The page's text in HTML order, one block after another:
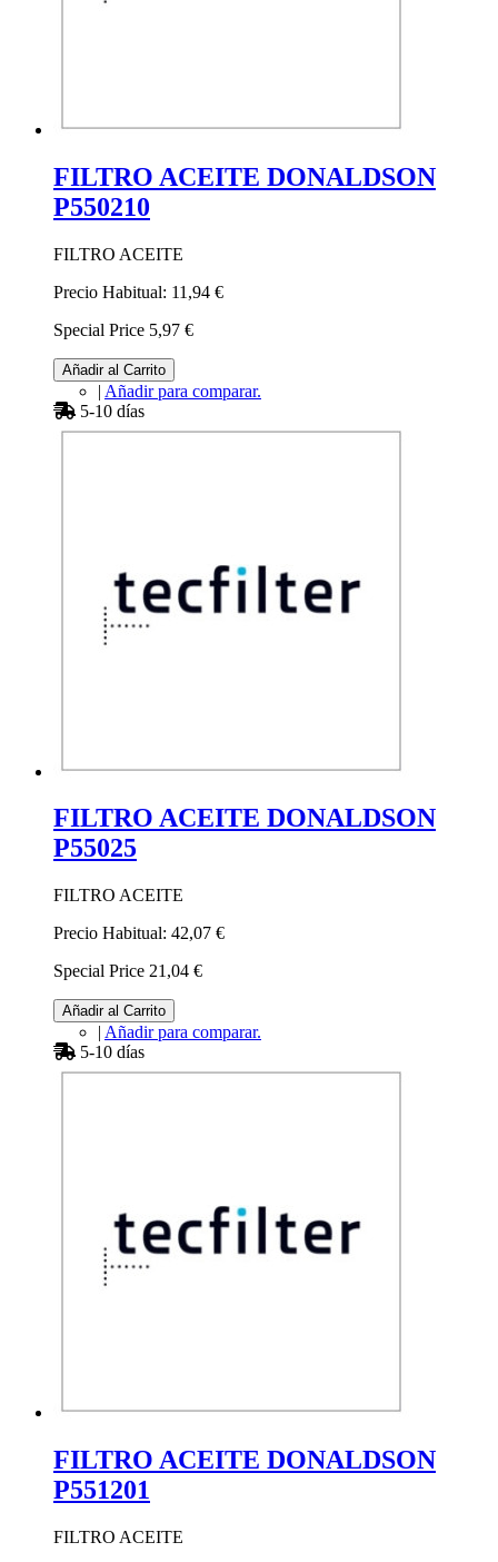
FILTRO ACEITE DONALDSON
P550210
FILTRO ACEITE
Precio Habitual: 11,94 €
Special Price 5,97 €
Añadir al Carrito
| Añadir para comparar.
5-10 días
FILTRO ACEITE DONALDSON
P55025
FILTRO ACEITE
Precio Habitual: 42,07 €
Special Price 21,04 €
Añadir al Carrito
| Añadir para comparar.
5-10 días
FILTRO ACEITE DONALDSON
P551201
FILTRO ACEITE